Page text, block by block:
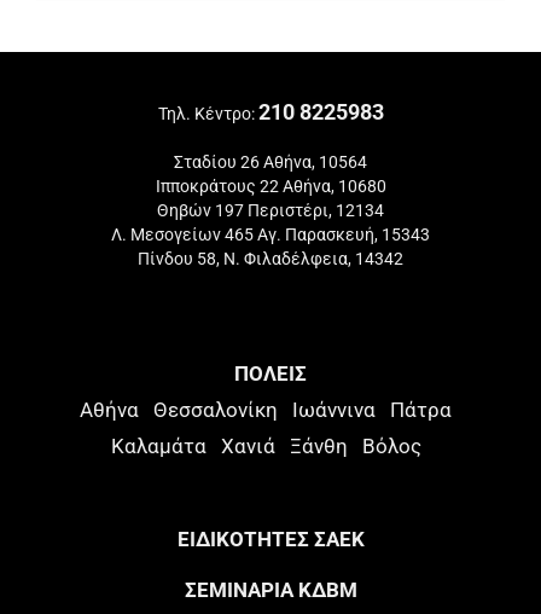
Τηλ. Κέντρο:210 8225983
Σταδίου 26 Αθήνα, 10564
Ιπποκράτους 22 Αθήνα, 10680
Θηβών 197 Περιστέρι, 12134
Λ. Μεσογείων 465 Αγ. Παρασκευή, 15343
Πίνδου 58, Ν. Φιλαδέλφεια, 14342
ΠΟΛΕΙΣ
Αθήνα Θεσσαλονίκη Ιωάννινα
Πάτρα
Καλαμάτα
Χανιά Ξάνθη Βόλος
ΕΙΔΙΚΟΤΗΤΕΣ ΣΑΕΚ
ΣΕΜΙΝΑΡΙΑ ΚΔΒΜ